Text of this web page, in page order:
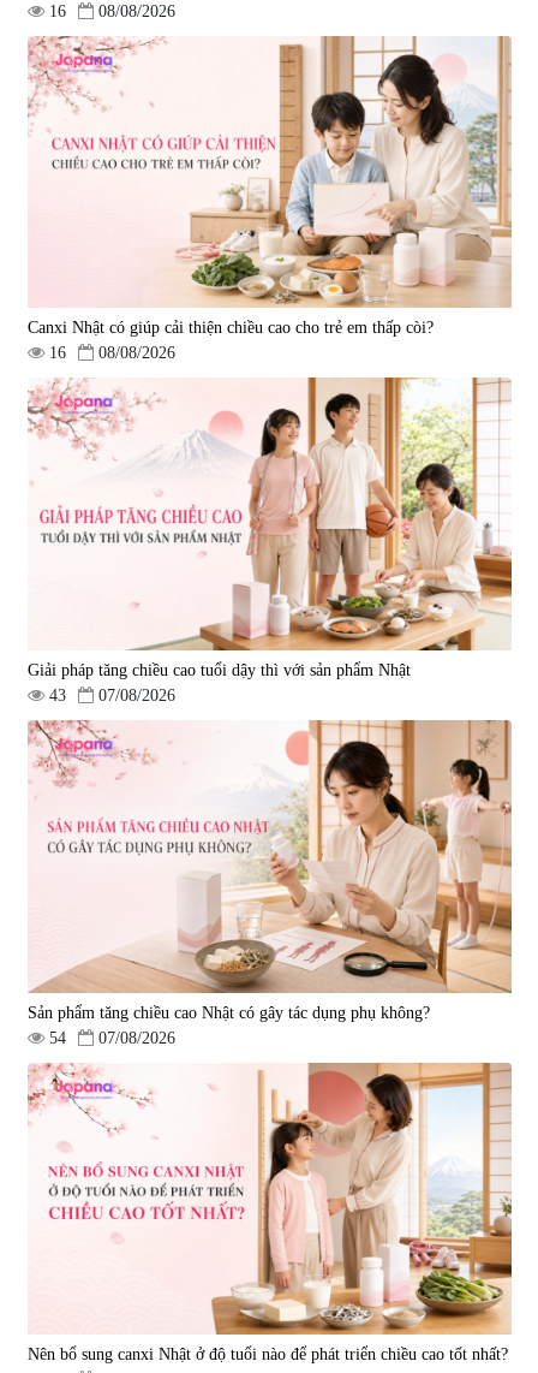
Viên uống bổ gan Ribeto Shoji
Hepaclean 60 viên
690.000 đ
Viên uống hỗ trợ cải thiện thoát
vị đĩa đệm Kyoto Has 30 viên
|14.560
1.600.000 đ
Sleepy Nhật Bản 80 viên
580.000 đ
điều trị đột quỵ Biken Kinase
Gold 60 viên
0
1.570.000 đ
16
08/08/2026
Canxi Nhật có giúp cải thiện chiều cao cho trẻ em thấp còi?
16
08/08/2026
Giải pháp tăng chiều cao tuổi dậy thì với sản phẩm Nhật
43
07/08/2026
Sản phẩm tăng chiều cao Nhật có gây tác dụng phụ không?
54
07/08/2026
Nên bổ sung canxi Nhật ở độ tuổi nào để phát triển chiều cao tốt nhất?